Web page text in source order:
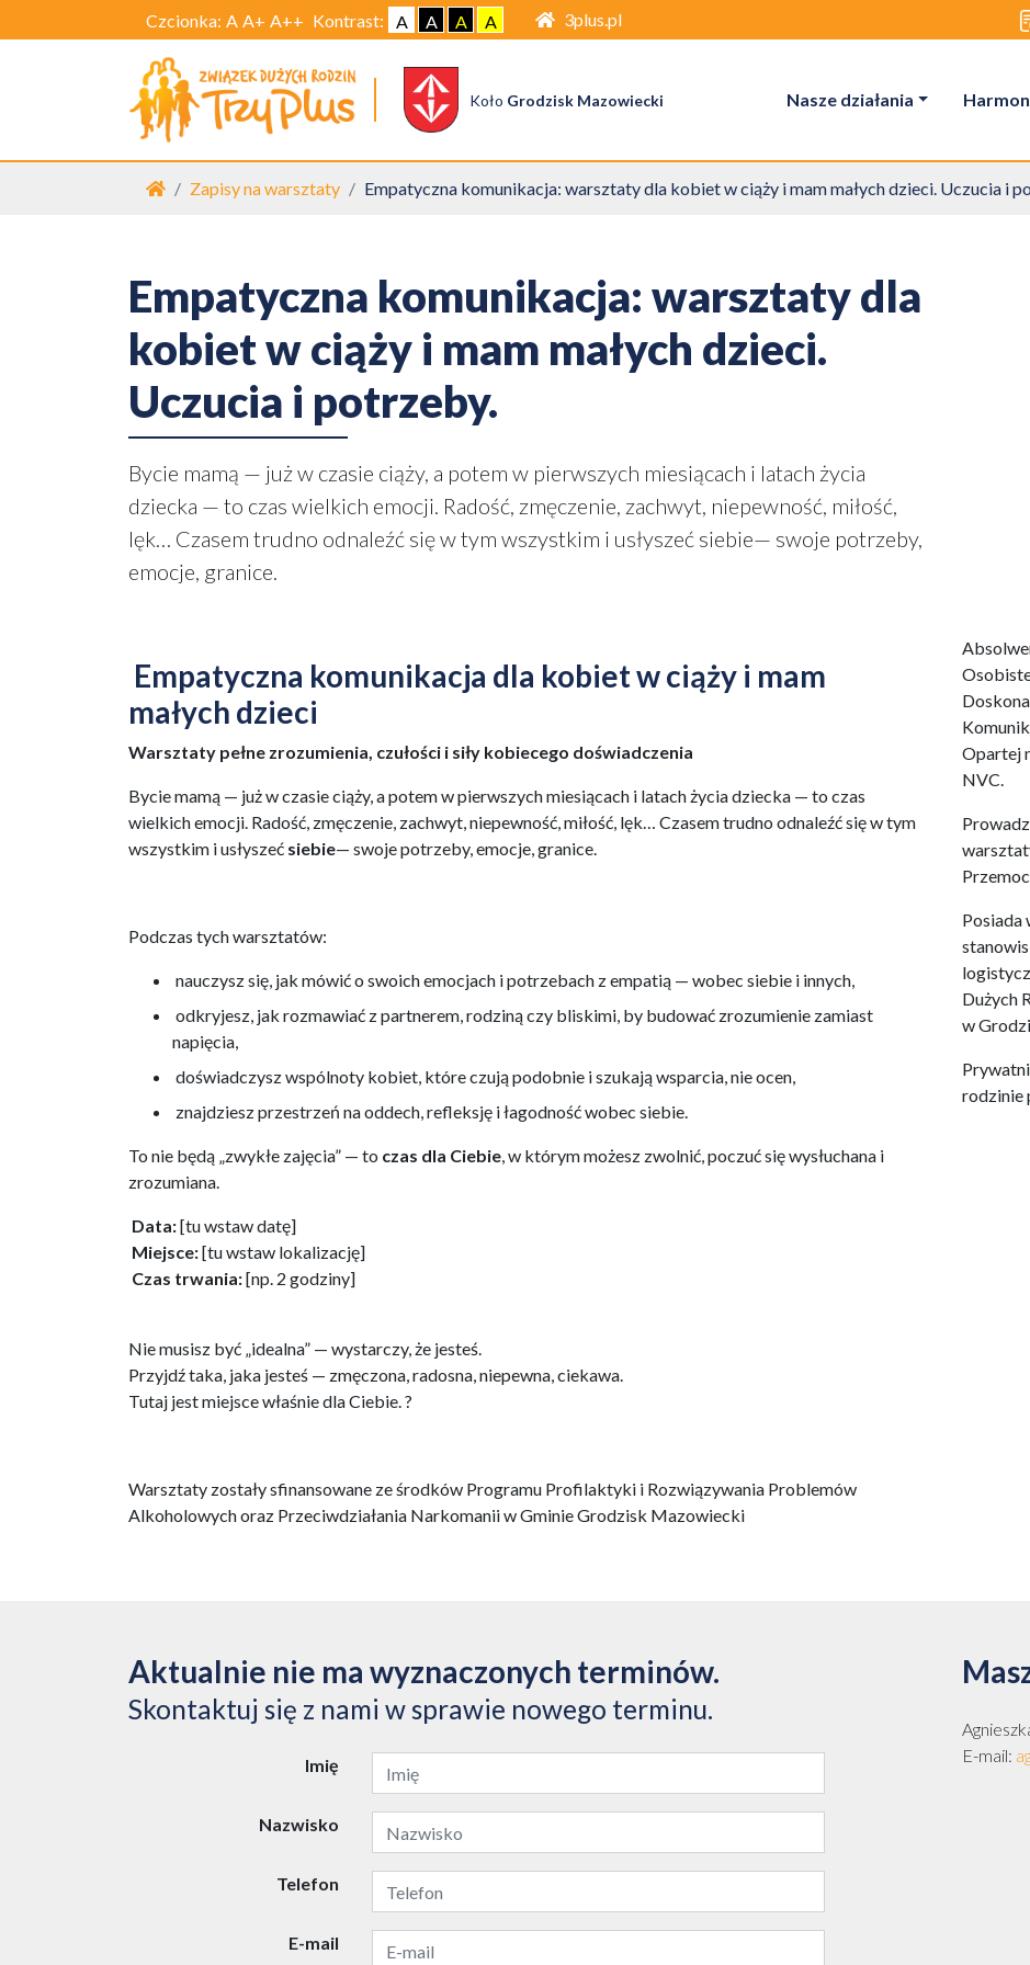
Czcionka: A A+ A++ Kontrast: A A A A 3plus.pl
Koło Grodzisk Mazowiecki Nasze działania
Strona główna
Zapisy na warsztaty Empatyczna komunikacja: warsztaty dla kobiet w ciąży i mam małych dzieci. Uczucia i
Empatyczna komunikacja: warsztaty dla
kobiet w ciąży i mam małych dzieci.
Uczucia i potrzeby.
Bycie mamą — już w czasie ciąży, a potem w pierwszych miesiącach i latach życia
dziecka — to czas wielkich emocji. Radość, zmęczenie, zachwyt, niepewność, miłość,
lęk… Czasem trudno odnaleźć się w tym wszystkim i usłyszeć siebie— swoje potrzeby,
emocje, granice.
Empatyczna komunikacja dla kobiet w ciąży i mam
małych dzieci
Warsztaty pełne zrozumienia, czułości i siły kobiecego doświadczenia
Bycie mamą — już w czasie ciąży, a potem w pierwszych miesiącach i latach życia dziecka — to czas
wielkich emocji. Radość, zmęczenie, zachwyt, niepewność, miłość, lęk… Czasem trudno odnaleźć się w tym
wszystkim i usłyszeć siebie— swoje potrzeby, emocje, granice.
Podczas tych warsztatów:
nauczysz się, jak mówić o swoich emocjach i potrzebach z empatią — wobec siebie i innych,
odkryjesz, jak rozmawiać z partnerem, rodziną czy bliskimi, by budować zrozumienie zamiast
napięcia,
doświadczysz wspólnoty kobiet, które czują podobnie i szukają wsparcia, nie ocen,
znajdziesz przestrzeń na oddech, refleksję i łagodność wobec siebie.
To nie będą „zwykłe zajęcia” — to czas dla Ciebie, w którym możesz zwolnić, poczuć się wysłuchana i
zrozumiana.
Data:[tu wstaw datę]
Miejsce:[tu wstaw lokalizację]
Czas trwania:[np. 2 godziny]
Nie musisz być „idealna” — wystarczy, że jesteś.
Przyjdź taka, jaka jesteś — zmęczona, radosna, niepewna, ciekawa.
Tutaj jest miejsce właśnie dla Ciebie. ?
Warsztaty zostały sfinansowane ze środków Programu Profilaktyki i Rozwiązywania Problemów
Alkoholowych oraz Przeciwdziałania Narkomanii w Gminie Grodzisk Mazowiecki
Opartej
NVC.
Posiada
Dużych
w
rodzinie
Aktualnie nie ma wyznaczonych terminów.
Skontaktuj się z nami w sprawie nowego terminu.
Imię
Nazwisko
Telefon
E-mail
E-mail: